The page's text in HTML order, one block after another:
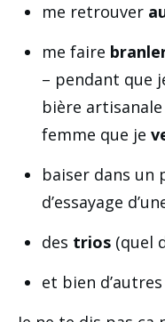
me retrouver
me faire
– pendant que
bière
femme que je
baiser dans un
d’essayage
des trios (quel
et bien